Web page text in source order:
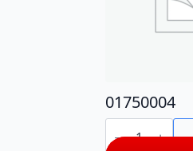
01750004
01750004
adet